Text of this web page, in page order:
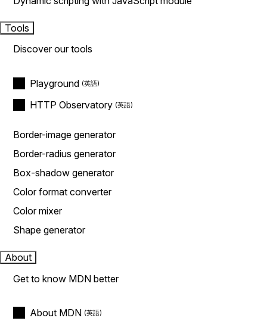
Tools
Discover our tools
Playground
HTTP Observatory
Border-image generator
Border-radius generator
Box-shadow generator
Color format converter
Color mixer
Shape generator
About
Get to know MDN better
About MDN